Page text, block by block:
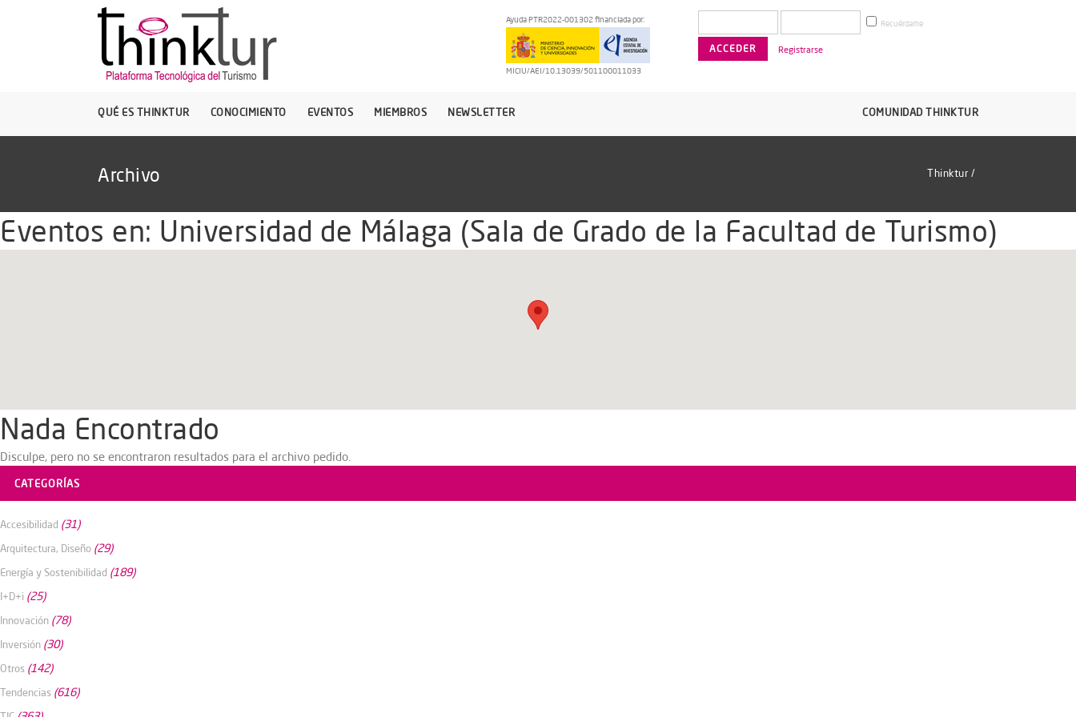
Ayuda PTR2022-001302 financiada por:
MICIU/AEI/10.13039/501100011033
Recuérdame
Registrarse
QUÉ ES THINKTUR CONOCIMIENTO EVENTOS MIEMBROS NEWSLETTER COMUNIDAD THINKTUR
Archivo Thinktur /
Eventos en: Universidad de Málaga (Sala de Grado de la Facultad de Turismo)
Nada Encontrado
Disculpe, pero no se encontraron resultados para el archivo pedido.
CATEGORÍAS
Accesibilidad (31)
Arquitectura, Diseño (29)
Energía y Sostenibilidad (189)
I+D+i (25)
Innovación (78)
Inversión (30)
Otros (142)
Tendencias (616)